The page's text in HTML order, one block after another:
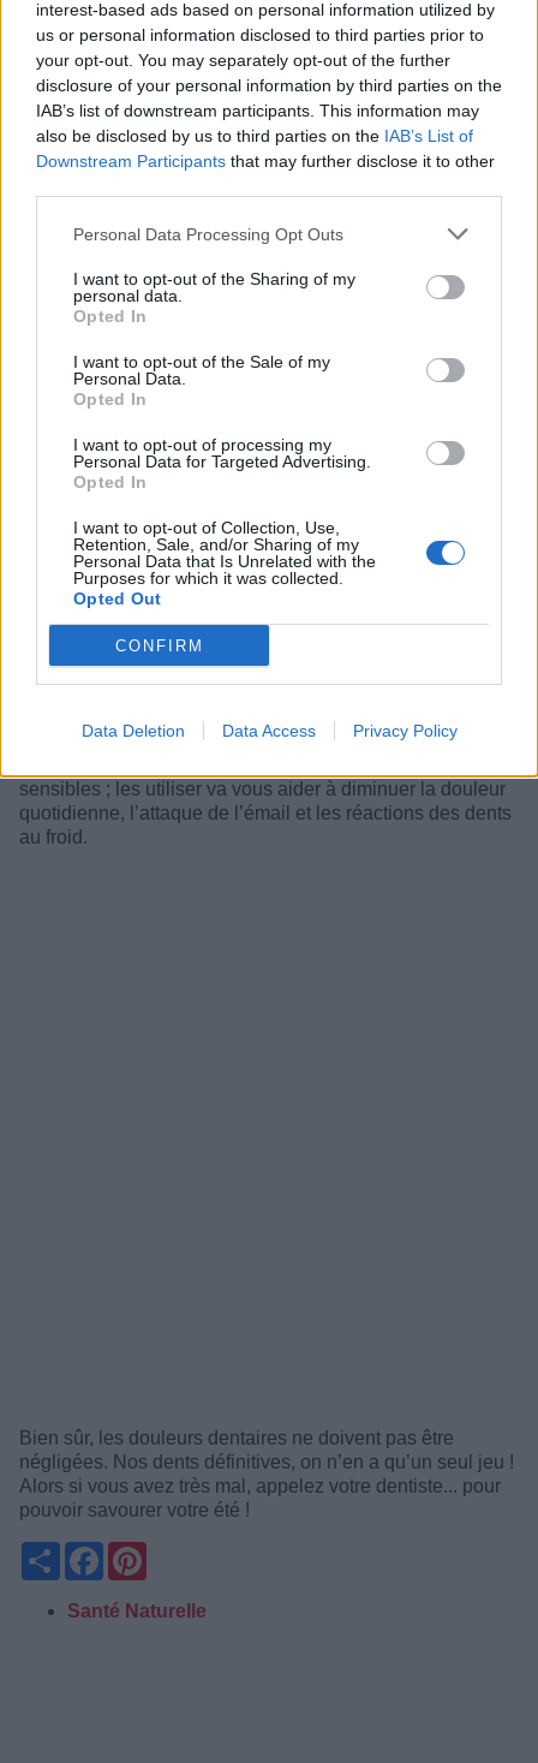
interest-based ads based on personal information utilized by
us or personal information disclosed to third parties prior to
your opt-out. You may separately opt-out of the further
disclosure of your personal information by third parties on the
IAB’s list of downstream participants. This information may
also be disclosed by us to third parties on the IAB’s List of
Downstream Participants that may further disclose it to other
Personal Data Processing Opt Outs
I want to opt-out of the Sharing of my
personal data.
Opted In
I want to opt-out of the Sale of my
Personal Data.
Opted In
I want to opt-out of processing my
Personal Data for Targeted Advertising.
Opted In
I want to opt-out of Collection, Use,
Retention, Sale, and/or Sharing of my
Personal Data that Is Unrelated with the
Purposes for which it was collected.
Opted Out
CONFIRM
Data Deletion Data Access Privacy Policy
Astuce n°5 :pensez au protège-dents. Peut-être grincez-
vous des dents sans le savoir, c’est bien plus fréquent
qu’on ne le croit ! Cela peut aussi arriver la nuit ; et c’est
alors difficile à contrôler… Et on se retrouve durant la
journée avec des dents douloureuses et sensibles,
définitivement pas la formule gagnante pour profiter
ensuite de pastèque fraîche ou d’un jus de fruits glacé…
choisissez des produits qui vont aider
vos dents à affronter le froid. Certains dentifrices, certains
sensibles ; les utiliser va vous aider à diminuer la douleur
quotidienne, l’attaque de l’émail et les réactions des dents
au froid.
Bien sûr, les douleurs dentaires ne doivent pas être
négligées. Nos dents définitives, on n’en a qu’un seul jeu !
Alors si vous avez très mal, appelez votre dentiste... pour
pouvoir savourer votre été !
PartagerFacebook
Santé Naturelle